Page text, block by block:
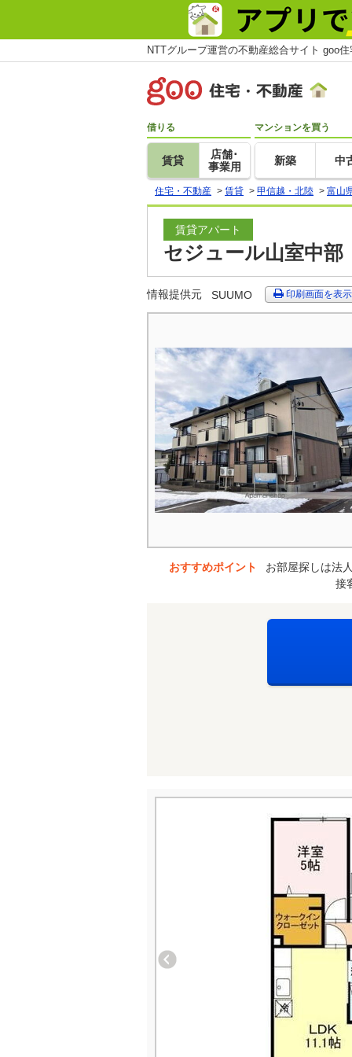
NTTグループ運営の不動産総合サイト goo
借りる
賃貸
店舗･
事業用
マンションを買う
新築 中
住宅・不動産 > 賃貸 > 甲信越・北陸 > 富山
賃貸アパート
セジュール山室中
情報提供元 SUUMO 印刷画面を表示
おすすめポイント
お部屋探しは法
接